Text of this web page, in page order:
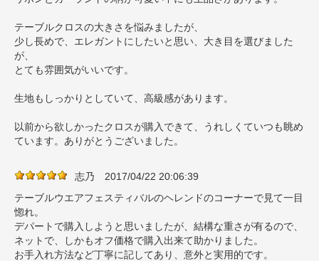
テーブルクロスの大きさを悩みましたが、
少し長めで、エレガントにしたいと思い、大き目を選びました
が、
とても雰囲気がいいです。
生地もしっかりとしていて、高級感があります。
以前から欲しかったクロスが購入できて、うれしくていつも眺め
ています。ありがとうございました。
志乃
2017/04/22 20:06:39
テーブルウエアフェスティバルのヘレンドのコーナーで見て一目
惚れ。
デパートで購入しようと思いましたが、結構な重さが有るので、
ネットで、しかもオフ価格で購入出来て助かりました。
お手入れ方法など丁寧に記してあり、意外と実用的です。